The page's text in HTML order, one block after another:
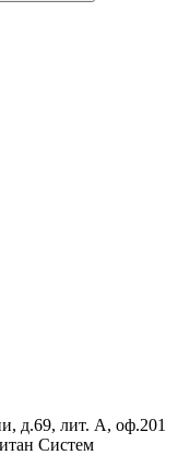
д.69, лит. А, оф.201
Систем